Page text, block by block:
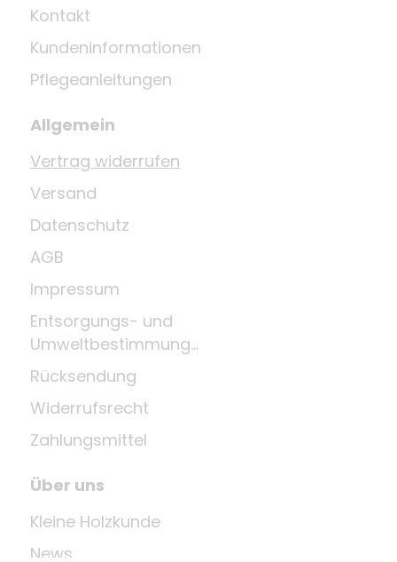
Kontakt
Kundeninformationen
Pflegeanleitungen
Allgemein
Vertrag widerrufen
Versand
Datenschutz
AGB
Impressum
Entsorgungs- und
Umweltbestimmungen
Rücksendung
Widerrufsrecht
Zahlungsmittel
Über uns
Kleine Holzkunde
News